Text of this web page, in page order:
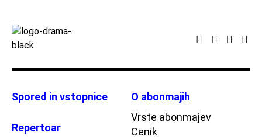
Spored in vstopnice
Repertoar
O abonmajih
Vrste abonmajev
Cenik